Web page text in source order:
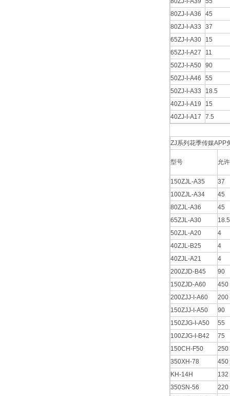
80ZJ-I-A36
45
80ZJ-I-A33
37
65ZJ-I-A30
15
65ZJ-I-A27
11
50ZJ-I-A50 90
50ZJ-I-A46
55
50ZJ-I-A33
18.5
40ZJ-I-A19
15
40ZJ-I-A17
7.5
ZJ系列花季传媒APP
型号 允
150ZJL-A35
37
100ZJL-A34
45
80ZJL-A36
45
65ZJL-A30
18.5
50ZJL-A20
4
40ZJL-B25
4
40ZJL-A21
4
200ZJD-B45
90
150ZJD-A60
450
200ZJJ-I-A60
200
150ZJJ-I-A50
90
150ZJG-I-A50
55
100ZJG-I-B42
75
150CH-F50
250
350XH-78
450
KH-14H
132
350SN-56
220